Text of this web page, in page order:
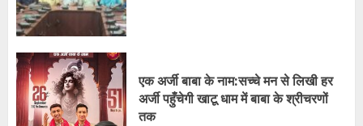
एक अर्जी बाबा के नाम:सच्चे मन से लिखी हर
अर्जी पहुँचेगी खाटू धाम में बाबा के श्रीचरणों
तक